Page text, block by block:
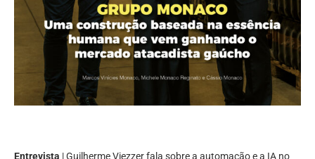
Entrevista | Guilherme Viezzer fala sobre a automação e a IA no